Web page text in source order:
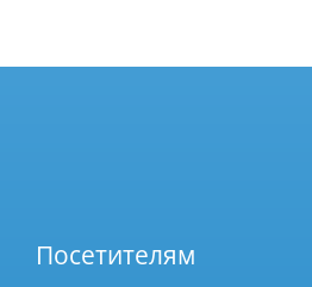
Посетителям